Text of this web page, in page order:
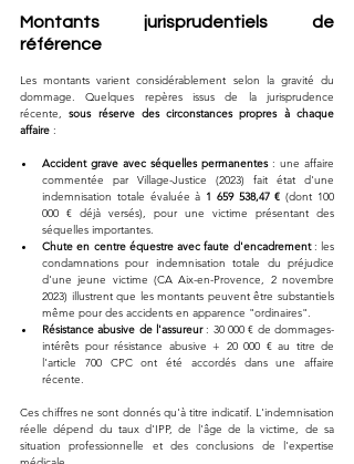
Montants jurisprudentiels de
référence
Les montants varient considérablement selon la gravité du
dommage. Quelques repères issus de la jurisprudence
récente, sous réserve des circonstances propres à chaque
affaire :
Accident grave avec séquelles permanentes : une affaire
commentée par Village-Justice (2023) fait état d'une
indemnisation totale évaluée à 1 659 538,47 € (dont 100
000 € déjà versés), pour une victime présentant des
séquelles importantes.
Chute en centre équestre avec faute d'encadrement : les
condamnations pour indemnisation totale du préjudice
d'une jeune victime (CA Aix-en-Provence, 2 novembre
2023) illustrent que les montants peuvent être substantiels
même pour des accidents en apparence "ordinaires".
Résistance abusive de l'assureur : 30 000 € de dommages-
intérêts pour résistance abusive + 20 000 € au titre de
l'article 700 CPC ont été accordés dans une affaire
récente.
Ces chiffres ne sont donnés qu'à titre indicatif. L'indemnisation
réelle dépend du taux d'IPP, de l'âge de la victime, de sa
situation professionnelle et des conclusions de l'expertise